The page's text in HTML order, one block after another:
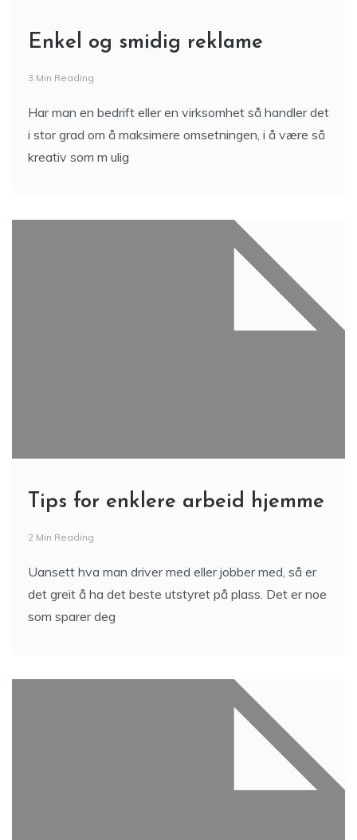
Enkel og smidig reklame
3 Min Reading
Har man en bedrift eller en virksomhet så handler det
i stor grad om å maksimere omsetningen, i å være så
kreativ som m ulig
Tips for enklere arbeid hjemme
2 Min Reading
Uansett hva man driver med eller jobber med, så er
det greit å ha det beste utstyret på plass. Det er noe
som sparer deg